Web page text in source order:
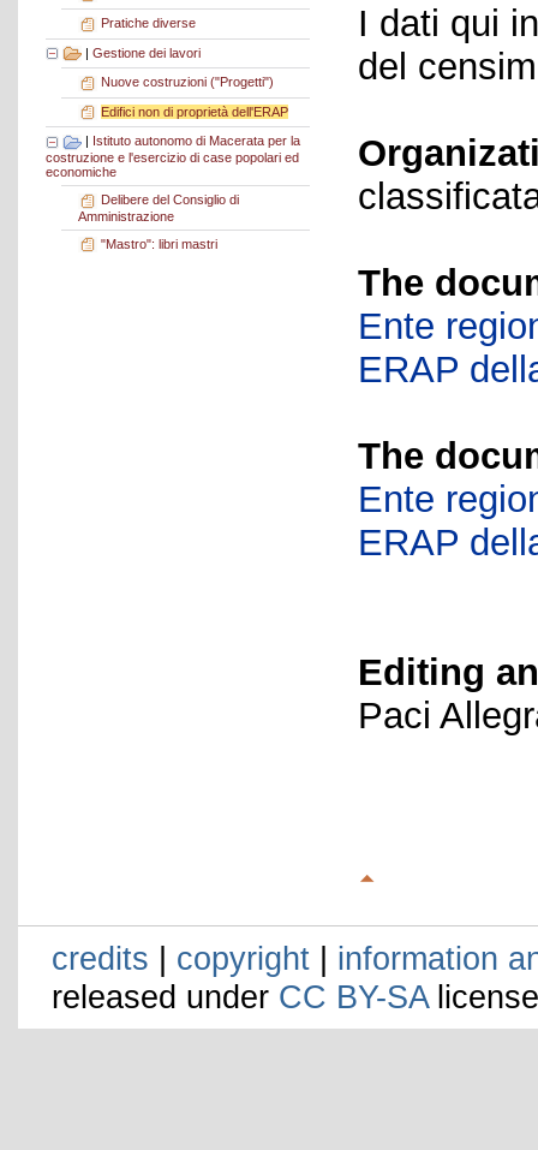
Pratiche diverse
| Gestione dei lavori
Nuove costruzioni ("Progetti")
Edifici non di proprietà dell'ERAP
Istituto autonomo di Macerata per la
costruzione e l'esercizio di case popolari ed
economiche
Delibere del Consiglio di
Amministrazione
"Mastro": libri mastri
I dati qui
del
The
Ente
ERAP
The
Ente
ERAP
Editing
Paci
credits | copyright | information
released under CC BY-SA